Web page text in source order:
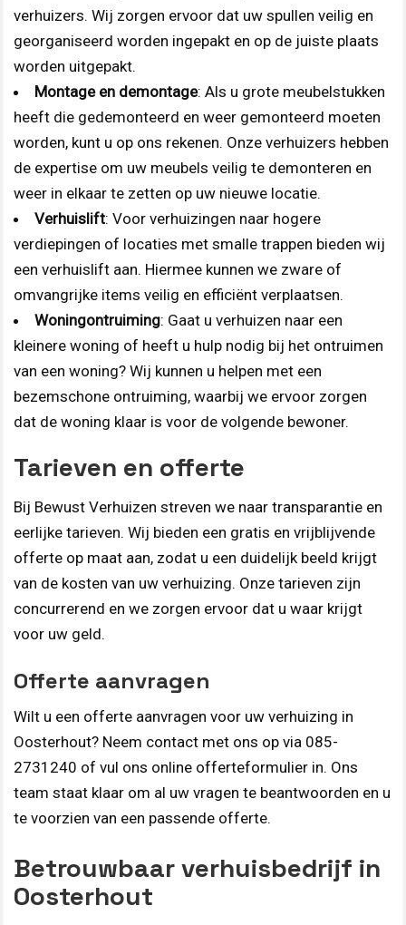
verhuizers. Wij zorgen ervoor dat uw spullen veilig en
georganiseerd worden ingepakt en op de juiste plaats
worden uitgepakt.
Montage en demontage: Als u grote meubelstukken
heeft die gedemonteerd en weer gemonteerd moeten
worden, kunt u op ons rekenen. Onze verhuizers hebben
de expertise om uw meubels veilig te demonteren en
weer in elkaar te zetten op uw nieuwe locatie.
Verhuislift: Voor verhuizingen naar hogere
verdiepingen of locaties met smalle trappen bieden wij
een verhuislift aan. Hiermee kunnen we zware of
omvangrijke items veilig en efficiënt verplaatsen.
Woningontruiming: Gaat u verhuizen naar een
kleinere woning of heeft u hulp nodig bij het ontruimen
van een woning? Wij kunnen u helpen met een
bezemschone ontruiming, waarbij we ervoor zorgen
dat de woning klaar is voor de volgende bewoner.
Tarieven en offerte
Bij Bewust Verhuizen streven we naar transparantie en
eerlijke tarieven. Wij bieden een gratis en vrijblijvende
offerte op maat aan, zodat u een duidelijk beeld krijgt
van de kosten van uw verhuizing. Onze tarieven zijn
concurrerend en we zorgen ervoor dat u waar krijgt
voor uw geld.
Offerte aanvragen
Wilt u een offerte aanvragen voor uw verhuizing in
Oosterhout? Neem contact met ons op via 085-
2731240 of vul ons online offerteformulier in. Ons
team staat klaar om al uw vragen te beantwoorden en u
te voorzien van een passende offerte.
Betrouwbaar verhuisbedrijf in
Oosterhout